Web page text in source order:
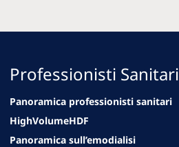
Professionisti Sanitari
Panoramica professionisti sanitari
HighVolumeHDF
Panoramica sull’emodialisi